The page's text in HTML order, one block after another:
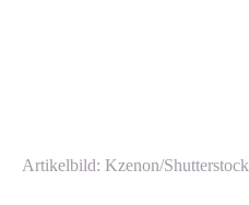
Artikelbild: Kzenon/Shutterstock